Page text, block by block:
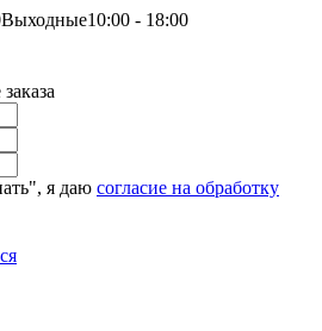
Выходные10:00 - 18:00
я даю согласие на обработку